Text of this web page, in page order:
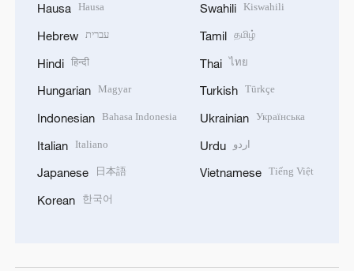
Hausa Hausa
Hebrew עברית
Hindi हिन्दी
Hungarian Magyar
Indonesian Bahasa Indonesia
Italian Italiano
Japanese 日本語
Korean 한국어
Swahili Kiswahili
Tamil தமிழ்
Thai ไทย
Turkish Türkçe
Ukrainian Українська
Urdu اردو
Vietnamese Tiếng Việt